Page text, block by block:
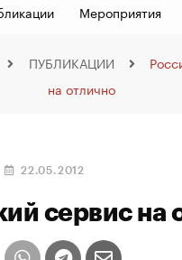
Мероприятия
ПУБЛИКАЦИИ
на отлично
22.05.2012
сервис на